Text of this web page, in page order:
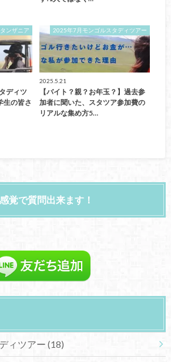
タンザニア
ディツ
生の皆さ
2025年7月モンゴルスタディツアー
2025.5.21
【バイト？親？お年玉？】過去参
加者に聞いた、スタツア参加費の
リアルな集め方5…
覚で質問出来ます！
ィツアー (18)